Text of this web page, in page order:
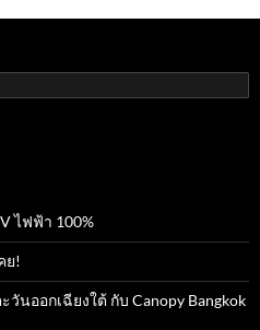
ไฟฟ้า 100%
ย!
วันออกเฉียงใต้ กับ Canopy Bangkok